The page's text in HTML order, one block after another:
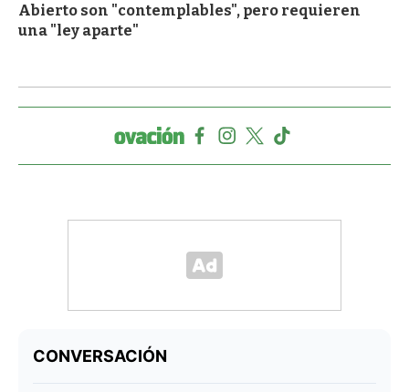
Abierto son "contemplables", pero requieren
una "ley aparte"